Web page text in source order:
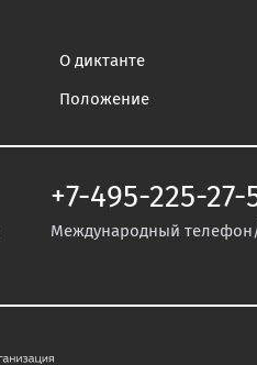
О диктанте
Положение
+7-495-225-27-
Международный